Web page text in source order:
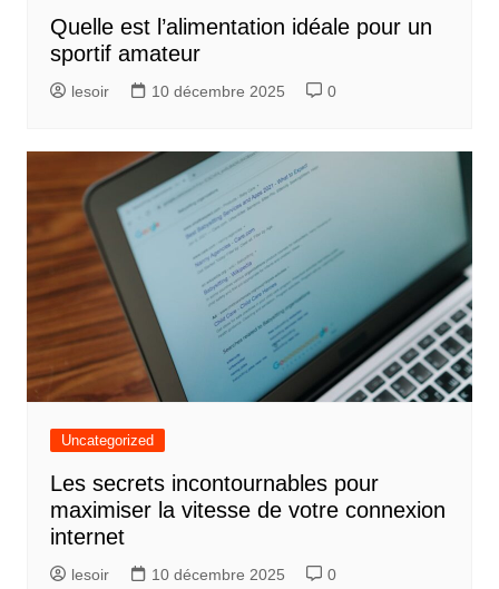
Quelle est l’alimentation idéale pour un
sportif amateur
lesoir 10 décembre 2025 0
Uncategorized
Les secrets incontournables pour
maximiser la vitesse de votre connexion
internet
lesoir 10 décembre 2025 0